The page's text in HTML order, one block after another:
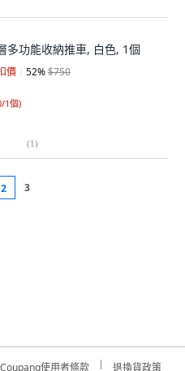
多功能收納推車, 白色, 1個
價 52%$750
1個)
(1)
2 3
Coupang使用者條款 退換貨政策